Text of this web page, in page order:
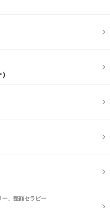
ー、整顔セラピー